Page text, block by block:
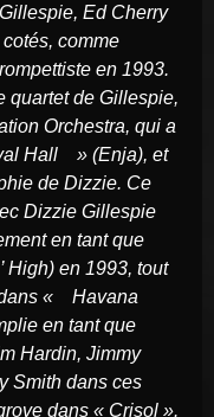
Ed Cherry
comme
en 1993.
quartet de Gillespie,
Orchestra, qui a
Hall » (Enja), et
de Dizzie. Ce
Dizzie Gillespie
en tant que
en 1993, tout
dans « Havana
en tant que
Hardin, Jimmy
Smith dans ces
dans « Crisol ».